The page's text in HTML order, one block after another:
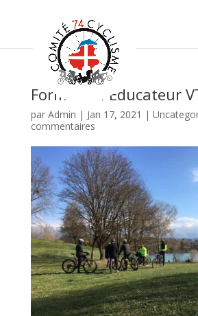
Formation Educateur
par Admin | Jan 17, 2021 |
commentaires